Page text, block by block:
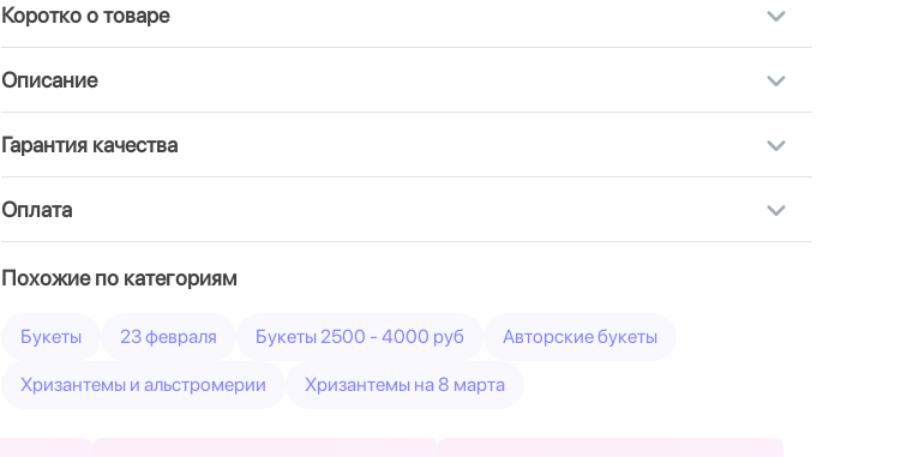
Коротко о товаре
Описание
Гарантия качества
Оплата
Похожие по категориям
Букеты 23 февраля Букеты 2500 - 4000 руб Авторские букеты
Хризантемы и альстромерии Хризантемы на 8 марта